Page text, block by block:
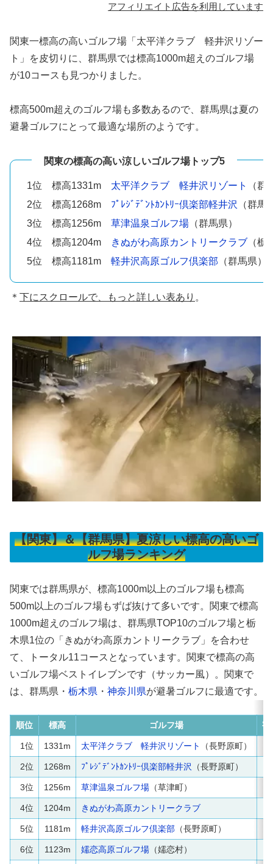
アフィリエイト広告を利用しています
関東一標高の高いゴルフ場「太平洋クラブ 軽井沢リゾー
ト」を皮切りに、群馬県では標高1000m超えのゴルフ場
が10コースも見つかりました。
標高500m超えのゴルフ場も多数あるので、群馬県は夏の
避暑ゴルフにとって最適な場所のようです。
関東の標高の高い涼しいゴルフ場トップ5
1位 標高1331m 太平洋クラブ 軽井沢リゾート
（群
2位 標高1268m ﾌﾟﾚｼﾞﾃﾞﾝﾄｶﾝﾄﾘｰ倶楽部軽井沢
（群馬
3位 標高1256m草津温泉ゴルフ場 （群馬県）
4位 標高1204m
きぬがわ高原カントリークラブ （栃
5位 標高1181m軽井沢高原ゴルフ倶楽部 （群馬県）
＊ 下にスクロールで、もっと詳しい表あり 。
【関東】＆【群馬県】夏涼しい標高の高いゴ
ルフ場ランキング
関東では群馬県が、標高1000m以上のゴルフ場も標高
500m以上のゴルフ場もずば抜けて多いです。関東で標高
1000m超えのゴルフ場は、群馬県TOP10のゴルフ場と栃
木県1位の「きぬがわ高原カントリークラブ」を合わせ
て、トータル11コースとなっています。関東で標高の高
いゴルフ場ベストイレブンです（サッカー風）。関東で
は、群馬県・ 栃木県 ・ 神奈川県が避暑ゴルフに最適です。
順位 標高 ゴルフ場 宿
1位 1331m 太平洋クラブ 軽井沢リゾート （長野原町）
2位 1268m ﾌﾟﾚｼﾞﾃﾞﾝﾄｶﾝﾄﾘｰ倶楽部軽井沢 （長野原町）
3位 1256m 草津温泉ゴルフ場 （草津町）
4位 1204m きぬがわ高原カントリークラブ
5位 1181m 軽井沢高原ゴルフ倶楽部 （長野原町）
6位 1123m 嬬恋高原ゴルフ場 （嬬恋村）